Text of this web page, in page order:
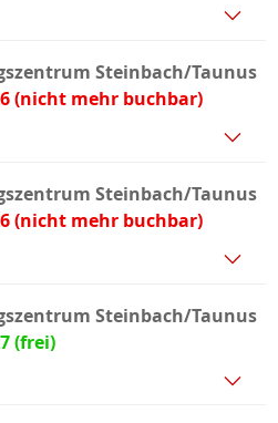
Steinbach/Taunus
Steinbach/Taunus
Steinbach/Taunus